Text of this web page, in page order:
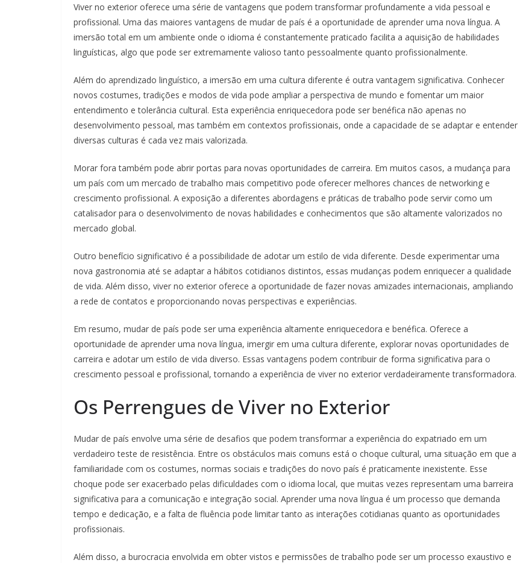
Viver no exterior oferece uma série de vantagens que podem transformar profundamente a vida pessoal e
profissional. Uma das maiores vantagens de mudar de país é a oportunidade de aprender uma nova língua. A
imersão total em um ambiente onde o idioma é constantemente praticado facilita a aquisição de habilidades
linguísticas, algo que pode ser extremamente valioso tanto pessoalmente quanto profissionalmente.
Além do aprendizado linguístico, a imersão em uma cultura diferente é outra vantagem significativa. Conhecer
novos costumes, tradições e modos de vida pode ampliar a perspectiva de mundo e fomentar um maior
entendimento e tolerância cultural. Esta experiência enriquecedora pode ser benéfica não apenas no
desenvolvimento pessoal, mas também em contextos profissionais, onde a capacidade de se adaptar e entender
diversas culturas é cada vez mais valorizada.
Morar fora também pode abrir portas para novas oportunidades de carreira. Em muitos casos, a mudança para
um país com um mercado de trabalho mais competitivo pode oferecer melhores chances de networking e
crescimento profissional. A exposição a diferentes abordagens e práticas de trabalho pode servir como um
catalisador para o desenvolvimento de novas habilidades e conhecimentos que são altamente valorizados no
mercado global.
Outro benefício significativo é a possibilidade de adotar um estilo de vida diferente. Desde experimentar uma
nova gastronomia até se adaptar a hábitos cotidianos distintos, essas mudanças podem enriquecer a qualidade
de vida. Além disso, viver no exterior oferece a oportunidade de fazer novas amizades internacionais, ampliando
a rede de contatos e proporcionando novas perspectivas e experiências.
Em resumo, mudar de país pode ser uma experiência altamente enriquecedora e benéfica. Oferece a
oportunidade de aprender uma nova língua, imergir em uma cultura diferente, explorar novas oportunidades de
carreira e adotar um estilo de vida diverso. Essas vantagens podem contribuir de forma significativa para o
crescimento pessoal e profissional, tornando a experiência de viver no exterior verdadeiramente transformadora.
Os Perrengues de Viver no Exterior
Mudar de país envolve uma série de desafios que podem transformar a experiência do expatriado em um
verdadeiro teste de resistência. Entre os obstáculos mais comuns está o choque cultural, uma situação em que a
familiaridade com os costumes, normas sociais e tradições do novo país é praticamente inexistente. Esse
choque pode ser exacerbado pelas dificuldades com o idioma local, que muitas vezes representam uma barreira
significativa para a comunicação e integração social. Aprender uma nova língua é um processo que demanda
tempo e dedicação, e a falta de fluência pode limitar tanto as interações cotidianas quanto as oportunidades
profissionais.
Além disso, a burocracia envolvida em obter vistos e permissões de trabalho pode ser um processo exaustivo e